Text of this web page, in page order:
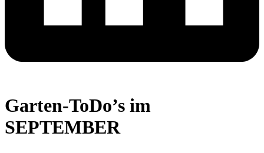
Garten-ToDo’s im
SEPTEMBER